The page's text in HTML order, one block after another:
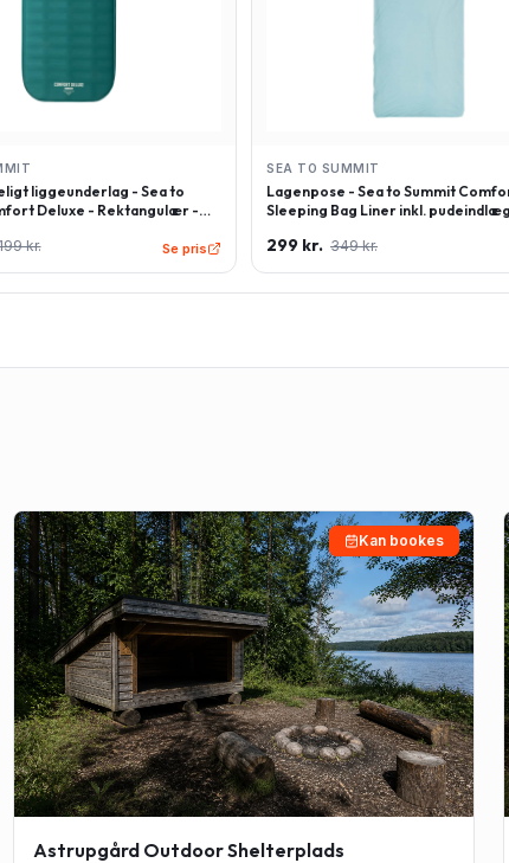
liggeunderlag - Sea to
Deluxe - Rektangulær -
kr. Se pris
SEA TO SUMMIT
Lagenpose - Sea to Summit
Sleeping Bag Liner inkl.
299 kr. 349 kr.
Kan bookes
Astrupgård Outdoor Shelterplads